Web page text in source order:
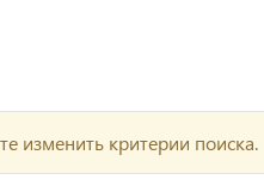
изменить критерии поиска.